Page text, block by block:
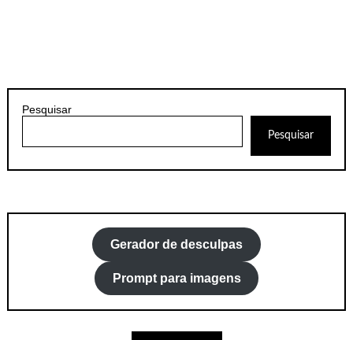
Pesquisar
Pesquisar
Gerador de desculpas
Prompt para imagens